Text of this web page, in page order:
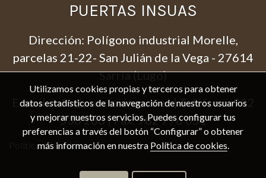
PUERTAS INSUAS
Dirección: Polígono industrial Morelle,
parcelas 21-22- San Julián de la Vega - 27614
Sarria (Lugo)
E-mail:info@puertasinsuas.es| Teléfono:982
530 263| Fax:982 776 051
Política de cookies
Utilizamos cookies propias y terceros para obtener
datos estadísticos de la navegación de nuestros usuarios
y mejorar nuestros servicios. Puedes configurar tus
preferencias a través del botón “Configurar” o obtener
más información en nuestra Política de cookies.